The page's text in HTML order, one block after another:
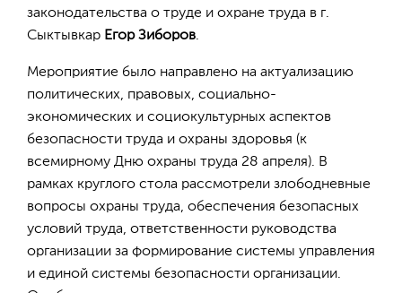
законодательства о труде и охране труда в г.
Сыктывкар Егор Зиборов.
Мероприятие было направлено на актуализацию
политических, правовых, социально-
экономических и социокультурных аспектов
безопасности труда и охраны здоровья (к
всемирному Дню охраны труда 28 апреля). В
рамках круглого стола рассмотрели злободневные
вопросы охраны труда, обеспечения безопасных
условий труда, ответственности руководства
организации за формирование системы управления
и единой системы безопасности организации.